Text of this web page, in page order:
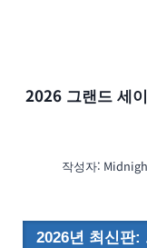
2026 그랜드 세
작성자:
2026년 최신판: